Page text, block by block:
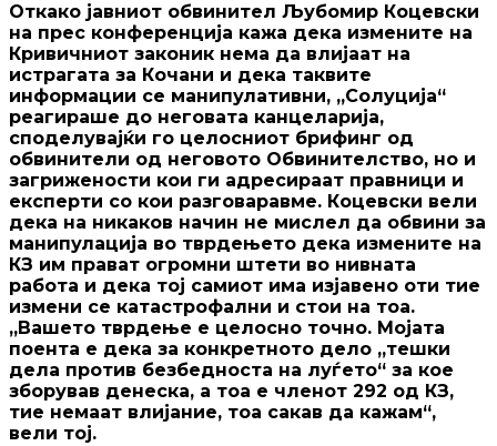
Откако јавниот обвинител Љубомир Коцевски
на прес конференција кажа дека измените на
Кривичниот законик нема да влијаат на
истрагата за Кочани и дека таквите
информации се манипулативни, „Солуција“
реагираше до неговата канцеларија,
споделувајќи го целосниот брифинг од
обвинители од неговото Обвинителство, но и
загрижености кои ги адресираат правници и
експерти со кои разговаравме. Коцевски вели
дека на никаков начин не мислел да обвини за
манипулација во тврдењето дека измените на
КЗ им прават огромни штети во нивната
работа и дека тој самиот има изјавено оти тие
измени се катастрофални и стои на тоа.
„Вашето тврдење е целосно точно. Мојата
поента е дека за конкретното дело „тешки
дела против безбедноста на луѓето“ за кое
зборував денеска, а тоа е членот 292 од КЗ,
тие немаат влијание, тоа сакав да кажам“,
вели тој.